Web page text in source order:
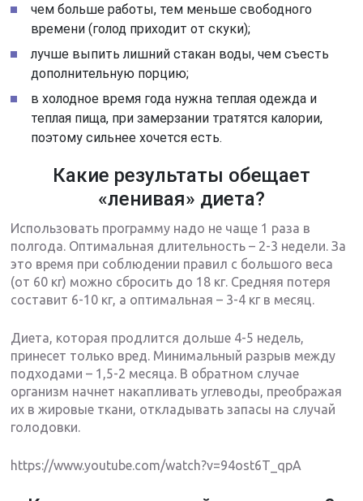
чем больше работы, тем меньше свободного
времени (голод приходит от скуки);
лучше выпить лишний стакан воды, чем съесть
дополнительную порцию;
в холодное время года нужна теплая одежда и
теплая пища, при замерзании тратятся калории,
поэтому сильнее хочется есть.
Какие результаты обещает
«ленивая» диета?
Использовать программу надо не чаще 1 раза в
полгода. Оптимальная длительность – 2-3 недели. За
это время при соблюдении правил с большого веса
(от 60 кг) можно сбросить до 18 кг. Средняя потеря
составит 6-10 кг, а оптимальная – 3-4 кг в месяц.
Диета, которая продлится дольше 4-5 недель,
принесет только вред. Минимальный разрыв между
подходами – 1,5-2 месяца. В обратном случае
организм начнет накапливать углеводы, преображая
их в жировые ткани, откладывать запасы на случай
голодовки.
https://www.youtube.com/watch?v=94ost6T_qpA